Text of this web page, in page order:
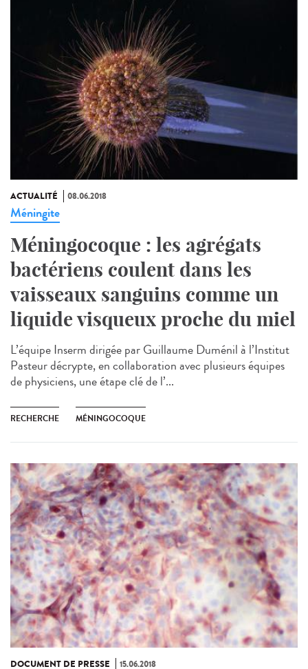
ACTUALITÉ 08.06.2018
Méningite
Méningocoque : les agrégats
bactériens coulent dans les
vaisseaux sanguins comme un
liquide visqueux proche du miel
L’équipe Inserm dirigée par Guillaume Duménil à l’Institut
Pasteur décrypte, en collaboration avec plusieurs équipes
de physiciens, une étape clé de l’...
RECHERCHE MÉNINGOCOQUE
DOCUMENT DE PRESSE 15.06.2018